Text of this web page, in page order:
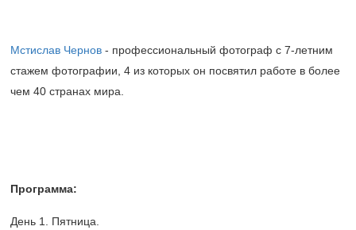
Мстислав Чернов - профессиональный фотограф с 7-летним
стажем фотографии, 4 из которых он посвятил работе в более
чем 40 странах мира.
Программа:
День 1. Пятница.